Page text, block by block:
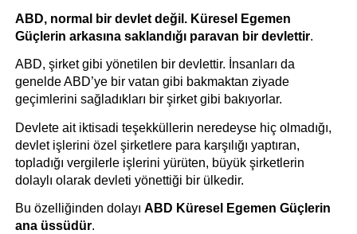
ABD, normal bir devlet değil. Küresel Egemen
Güçlerin arkasına saklandığı paravan bir devlettir.
ABD, şirket gibi yönetilen bir devlettir. İnsanları da
genelde ABD’ye bir vatan gibi bakmaktan ziyade
geçimlerini sağladıkları bir şirket gibi bakıyorlar.
Devlete ait iktisadi teşekküllerin neredeyse hiç olmadığı,
devlet işlerini özel şirketlere para karşılığı yaptıran,
topladığı vergilerle işlerini yürüten, büyük şirketlerin
dolaylı olarak devleti yönettiği bir ülkedir.
Bu özelliğinden dolayı ABD Küresel Egemen Güçlerin
ana üssüdür.